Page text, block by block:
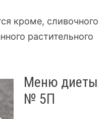
кроме, сливочного
растительного
Меню диеты
№ 5П